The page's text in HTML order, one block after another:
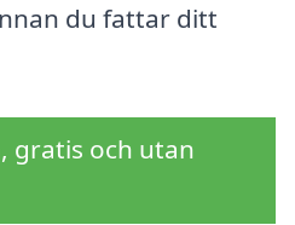
du fattar ditt
gratis och utan